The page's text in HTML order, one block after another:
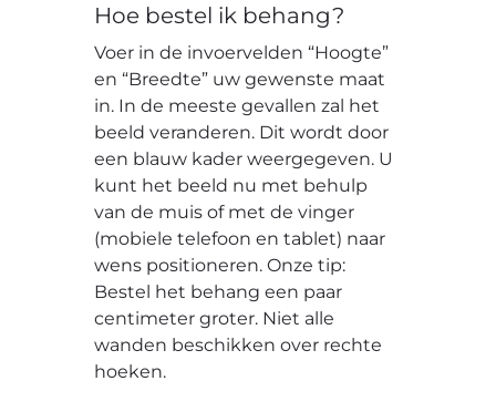
Hoe bestel ik behang?
Voer in de invoervelden “Hoogte”
en “Breedte” uw gewenste maat
in. In de meeste gevallen zal het
beeld veranderen. Dit wordt door
een blauw kader weergegeven. U
kunt het beeld nu met behulp
van de muis of met de vinger
(mobiele telefoon en tablet) naar
wens positioneren. Onze tip:
Bestel het behang een paar
centimeter groter. Niet alle
wanden beschikken over rechte
hoeken.